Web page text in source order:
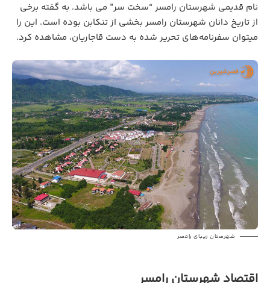
نام قدیمی شهرستان رامسر “سخت سر” می باشد. به گفته برخی
از تاریخ دانان شهرستان رامسر بخشی ازتنکابن بوده است. این را
میتوان سفرنامه‌های تحریر شده به دست قاجاریان، مشاهده کرد.
شهرستان زیبای رامسر
اقتصاد شهرستان رامسر